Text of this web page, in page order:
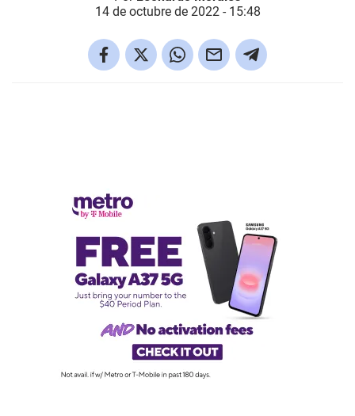
14 de octubre de 2022 - 15:48